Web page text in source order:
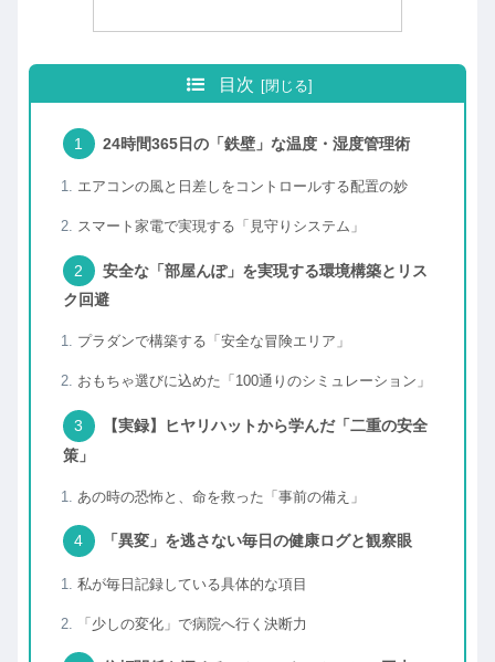
目次
24時間365日の「鉄壁」な温度・湿度管理術
エアコンの風と日差しをコントロールする配置の妙
スマート家電で実現する「見守りシステム」
安全な「部屋んぽ」を実現する環境構築とリス
ク回避
プラダンで構築する「安全な冒険エリア」
おもちゃ選びに込めた「100通りのシミュレーション」
【実録】ヒヤリハットから学んだ「二重の安全
策」
あの時の恐怖と、命を救った「事前の備え」
「異変」を逃さない毎日の健康ログと観察眼
私が毎日記録している具体的な項目
「少しの変化」で病院へ行く決断力